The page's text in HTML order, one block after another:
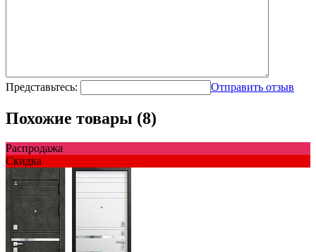
Представьтесь: Отправить отзыв
Похожие товары (8)
Распродажа
Скидка